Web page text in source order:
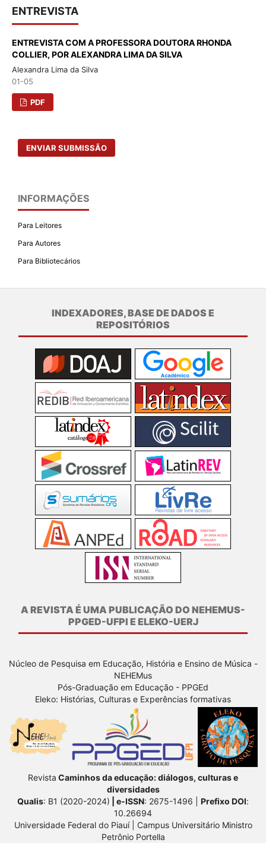
ENTREVISTA
ENTREVISTA COM A PROFESSORA DOUTORA RHONDA
COLLIER, POR ALEXANDRA LIMA DA SILVA
Alexandra Lima da Silva
01-05
PDF
ENVIAR SUBMISSÃO
INFORMAÇÕES
Para Leitores
Para Autores
Para Bibliotecários
INDEXADORES, BASE DE DADOS E
REPOSITÓRIOS
A REVISTA É UMA PUBLICAÇÃO DO NEHEMUS-
PPGED-UFPI E ELEKO-UERJ
Núcleo de Pesquisa em Educação, História e Ensino de Música -
NEHEMus
Pós-Graduação em Educação - PPGEd
Eleko: Histórias, Culturas e Experências formativas
Revista Caminhos da educação: diálogos, culturas e
diversidades
Qualis: B1 (2020-2024) | e-ISSN: 2675-1496 | Prefixo DOI:
10.26694
Universidade Federal do Piauí | Campus Universitário Ministro
Petrônio Portella